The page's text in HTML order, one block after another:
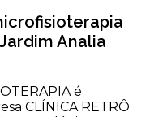
Analia
é
CLÍNICA RETRÔ